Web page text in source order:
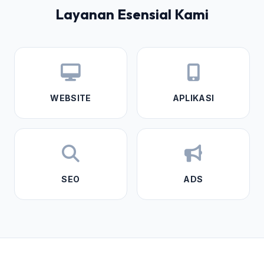
Layanan Esensial Kami
WEBSITE APLIKASI
SEO ADS